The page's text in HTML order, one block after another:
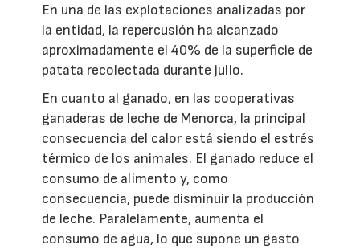
En una de las explotaciones analizadas por
la entidad, la repercusión ha alcanzado
aproximadamente el 40% de la superficie de
patata recolectada durante julio.
En cuanto al ganado, en las cooperativas
ganaderas de leche de Menorca, la principal
consecuencia del calor está siendo el estrés
térmico de los animales. El ganado reduce el
consumo de alimento y, como
consecuencia, puede disminuir la producción
de leche. Paralelamente, aumenta el
consumo de agua, lo que supone un gasto